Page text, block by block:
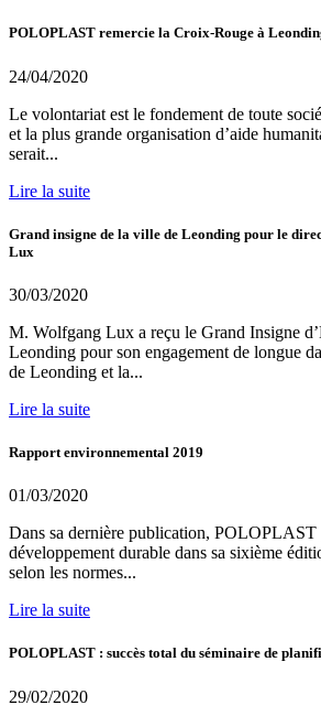
POLOPLAST remercie la Croix-Rouge à
24/04/2020
Le volontariat est le fondement de toute
et la plus grande organisation d’aide
serait...
Lire la suite
Grand insigne de la ville de Leonding pour le
Lux
30/03/2020
M. Wolfgang Lux a reçu le Grand Insigne
Leonding pour son engagement de longue
de Leonding et la...
Lire la suite
Rapport environnemental 2019
01/03/2020
Dans sa dernière publication, POLOPLAST
développement durable dans sa sixième
selon les normes...
Lire la suite
POLOPLAST : succès total du séminaire de
29/02/2020